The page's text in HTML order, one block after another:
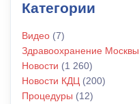
Категории
Видео (7)
Здравоохранение Москвы
Новости (1 260)
Новости КДЦ (200)
Процедуры (12)